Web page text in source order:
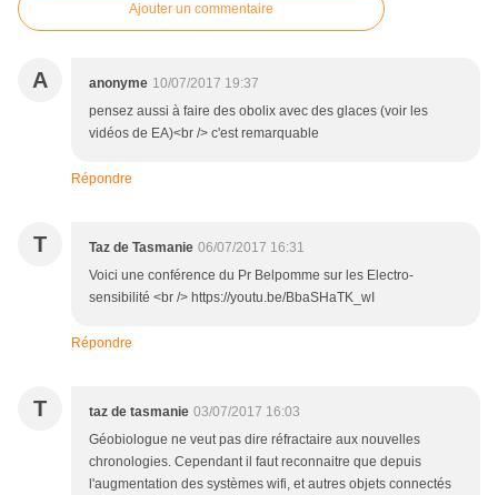
Ajouter un commentaire
A anonyme 10/07/2017 19:37
pensez aussi à faire des obolix avec des glaces (voir les
vidéos de EA)<br /> c'est remarquable
Répondre
T Taz de Tasmanie 06/07/2017 16:31
Voici une conférence du Pr Belpomme sur les Electro-
sensibilité <br /> https://youtu.be/BbaSHaTK_wI
Répondre
T taz de tasmanie 03/07/2017 16:03
Géobiologue ne veut pas dire réfractaire aux nouvelles
chronologies. Cependant il faut reconnaitre que depuis
l'augmentation des systèmes wifi, et autres objets connectés